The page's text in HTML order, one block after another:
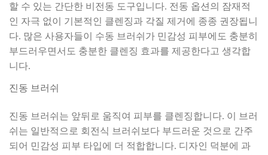
할 수 있는 간단한 비전동 도구입니다. 전동 옵션의 잠재적
인 자극 없이 기본적인 클렌징과 각질 제거에 종종 권장됩니
다. 많은 사용자들이 수동 브러쉬가 민감성 피부에도 충분히
부드러우면서도 충분한 클렌징 효과를 제공한다고 생각합
니다.
진동 브러쉬
진동 브러쉬는 앞뒤로 움직여 피부를 클렌징합니다. 이 브러
쉬는 일반적으로 회전식 브러쉬보다 부드러운 것으로 간주
되어 민감성 피부 타입에 더 적합합니다. 디자인 덕분에 과